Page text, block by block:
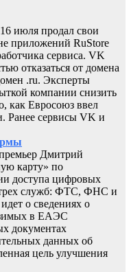
июля продал свои
приложений RuStore
сервиса. VK
отказаться от домена
.ru. Эксперты
компании снизить
как Евросоюз ввел
Ранее сервисы VK и
Дмитрий
карту» по
доступа цифровых
служб: ФТС, ФНС и
о сведениях о
в ЕАЭС
документах
данных об
цель улучшения